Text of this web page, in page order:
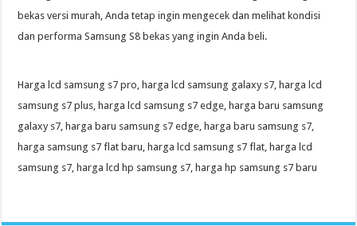
bekas versi murah, Anda tetap ingin mengecek dan melihat kondisi
dan performa Samsung S8 bekas yang ingin Anda beli.
Harga lcd samsung s7 pro, harga lcd samsung galaxy s7, harga lcd
samsung s7 plus, harga lcd samsung s7 edge, harga baru samsung
galaxy s7, harga baru samsung s7 edge, harga baru samsung s7,
harga samsung s7 flat baru, harga lcd samsung s7 flat, harga lcd
samsung s7, harga lcd hp samsung s7, harga hp samsung s7 baru